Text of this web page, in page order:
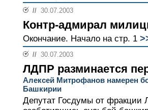
// 30.07.2003
Контр-адмирал
Окончание. Начало на стр. 1
// 30.07.2003
ЛДПР разминается
Алексей Митрофанов намерен
Башкирии
Депутат Госдумы от